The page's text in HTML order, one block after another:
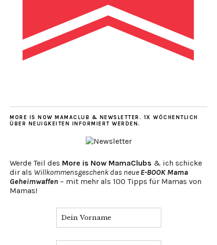
MORE IS NOW MAMACLUB & NEWSLETTER. 1X WÖCHENTLICH
ÜBER NEUIGKEITEN INFORMIERT WERDEN.
Werde Teil des More is Now MamaClubs & ich schicke
dir als Willkommensgeschenk das neue E-BOOK Mama
Geheimwaffen – mit mehr als 100 Tipps für Mamas von
Mamas!